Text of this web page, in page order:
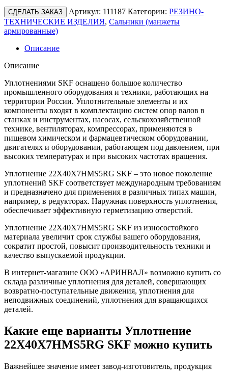
СДЕЛАТЬ ЗАКАЗ Артикул: 111187 Категории: РЕЗИНО-
ТЕХНИЧЕСКИЕ ИЗДЕЛИЯ, Сальники (манжеты
армированные)
Описание
Описание
Уплотнениями SKF оснащено большое количество
промышленного оборудования и техники, работающих на
территории России. Уплотнительные элементы и их
компоненты входят в комплектацию систем опор валов в
станках и инструментах, насосах, сельскохозяйственной
технике, вентиляторах, компрессорах, применяются в
пищевом химическом и фармацевтическом оборудовании,
двигателях и оборудовании, работающем под давлением, при
высоких температурах и при высоких частотах вращения.
Уплотнение 22X40X7HMS5RG SKF – это новое поколение
уплотнений SKF соответствует международным требованиям
и предназначено для применения в различных типах машин,
например, в редукторах. Наружная поверхность уплотнения,
обеспечивает эффективную герметизацию отверстий.
Уплотнение 22X40X7HMS5RG SKF из износостойкого
материала увеличит срок службы вашего оборудования,
сократит простой, повысит производительность техники и
качество выпускаемой продукции.
В интернет-магазине ООО «АРИНВАЛ» возможно купить со
склада различные уплотнения для деталей, совершающих
возвратно-поступательные движения, уплотнения для
неподвижных соединений, уплотнения для вращающихся
деталей.
Какие еще варианты Уплотнение
22X40X7HMS5RG SKF можно купить
Важнейшее значение имеет завод-изготовитель, продукция